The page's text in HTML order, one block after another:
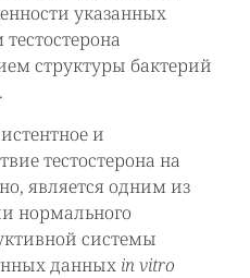
указанных
структуры бактерий
и
тестостерона на
является одним из
нормального
системы
данных in vitro